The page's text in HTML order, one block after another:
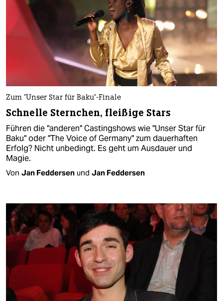
Zum "Unser Star für Baku"-Finale
Schnelle Sternchen, fleißige Stars
Führen die "anderen" Castingshows wie "Unser Star für
Baku" oder "The Voice of Germany" zum dauerhaften
Erfolg? Nicht unbedingt. Es geht um Ausdauer und
Magie.
Von Jan Feddersen und Jan Feddersen